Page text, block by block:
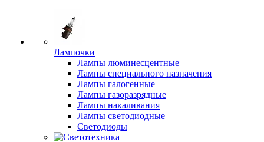
Лампочки
Лампы люминесцентные
Лампы специального назначения
Лампы галогенные
Лампы газоразрядные
Лампы накаливания
Лампы светодиодные
Светодиоды